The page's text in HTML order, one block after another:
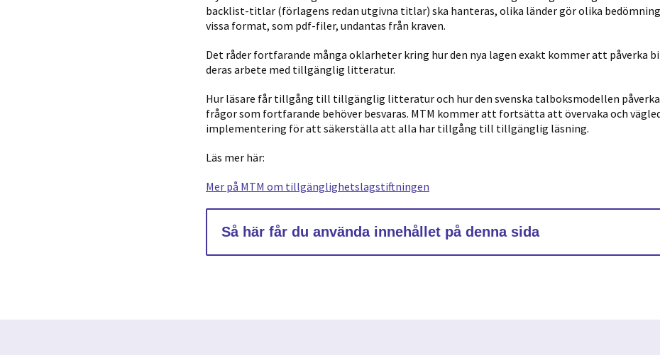
backlist-titlar (förlagens redan utgivna titlar) ska hanteras, olika länder gör olika
vissa format, som pdf-filer, undantas från kraven.
Det råder fortfarande många oklarheter kring hur den nya lagen exakt kommer att påverka
deras arbete med tillgänglig litteratur.
Hur läsare får tillgång till tillgänglig litteratur och hur den svenska talboksmodellen
frågor som fortfarande behöver besvaras. MTM kommer att fortsätta att övervaka och
implementering för att säkerställa att alla har tillgång till tillgänglig läsning.
Läs mer här:
Mer på MTM om tillgänglighetslagstiftningen
Så här får du använda innehållet på denna sida